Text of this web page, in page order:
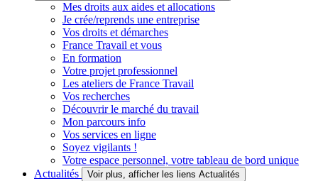
Mes droits aux aides et allocations
Je crée/reprends une entreprise
Vos droits et démarches
France Travail et vous
En formation
Votre projet professionnel
Les ateliers de France Travail
Vos recherches
Découvrir le marché du travail
Mon parcours info
Vos services en ligne
Soyez vigilants !
Votre espace personnel, votre tableau de bord unique
Actualités
Voir plus, afficher les liens Actualités